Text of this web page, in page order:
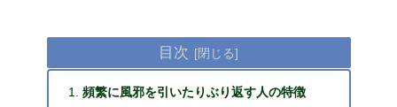
目次
頻繁に風邪を引いたりぶり返す人の特徴